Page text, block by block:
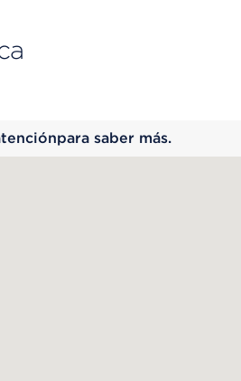
saber más.